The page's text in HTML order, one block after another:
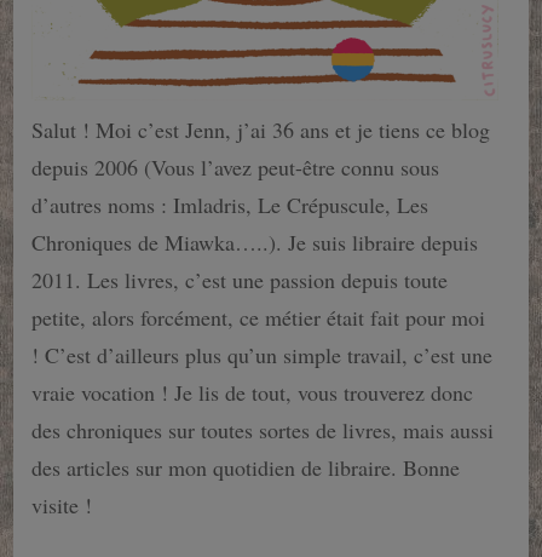
Salut ! Moi c’est Jenn, j’ai 36 ans et je tiens ce blog
depuis 2006 (Vous l’avez peut-être connu sous
d’autres noms : Imladris, Le Crépuscule, Les
Chroniques de Miawka…..). Je suis libraire depuis
2011. Les livres, c’est une passion depuis toute
petite, alors forcément, ce métier était fait pour moi
! C’est d’ailleurs plus qu’un simple travail, c’est une
vraie vocation ! Je lis de tout, vous trouverez donc
des chroniques sur toutes sortes de livres, mais aussi
des articles sur mon quotidien de libraire. Bonne
visite !